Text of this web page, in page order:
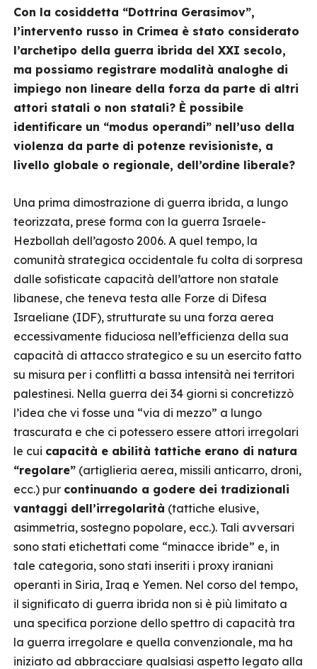
Con la cosiddetta “Dottrina Gerasimov”,
l’intervento russo in Crimea è stato considerato
l’archetipo della guerra ibrida del XXI secolo,
ma possiamo registrare modalità analoghe di
impiego non lineare della forza da parte di altri
attori statali o non statali? È possibile
identificare un “modus operandi” nell’uso della
violenza da parte di potenze revisioniste, a
livello globale o regionale, dell’ordine liberale?
Una prima dimostrazione di guerra ibrida, a lungo
teorizzata, prese forma con la guerra Israele-
Hezbollah dell’agosto 2006. A quel tempo, la
comunità strategica occidentale fu colta di sorpresa
dalle sofisticate capacità dell’attore non statale
libanese, che teneva testa alle Forze di Difesa
Israeliane (IDF), strutturate su una forza aerea
eccessivamente fiduciosa nell’efficienza della sua
capacità di attacco strategico e su un esercito fatto
su misura per i conflitti a bassa intensità nei territori
palestinesi. Nella guerra dei 34 giorni si concretizzò
l’idea che vi fosse una “via di mezzo” a lungo
trascurata e che ci potessero essere attori irregolari
le cui capacità e abilità tattiche erano di natura
“regolare” (artiglieria aerea, missili anticarro, droni,
ecc.) pur continuando a godere dei tradizionali
vantaggi dell’irregolarità (tattiche elusive,
asimmetria, sostegno popolare, ecc.). Tali avversari
sono stati etichettati come “minacce ibride” e, in
tale categoria, sono stati inseriti i proxy iraniani
operanti in Siria, Iraq e Yemen. Nel corso del tempo,
il significato di guerra ibrida non si è più limitato a
una specifica porzione dello spettro di capacità tra
la guerra irregolare e quella convenzionale, ma ha
iniziato ad abbracciare qualsiasi aspetto legato alla